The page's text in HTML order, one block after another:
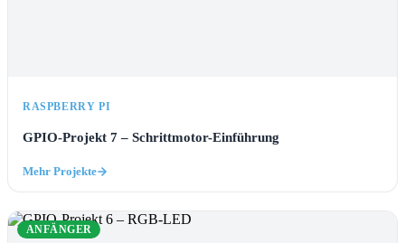
RASPBERRY PI
GPIO-Projekt 7 – Schrittmotor-Einführung
Mehr Projekte
ANFÄNGER